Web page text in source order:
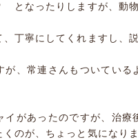
なったりしますが、動物
丁寧にしてくれますし、
が、常連さんもついている
イがあったのですが、治療
のが、ちょっと気になりま